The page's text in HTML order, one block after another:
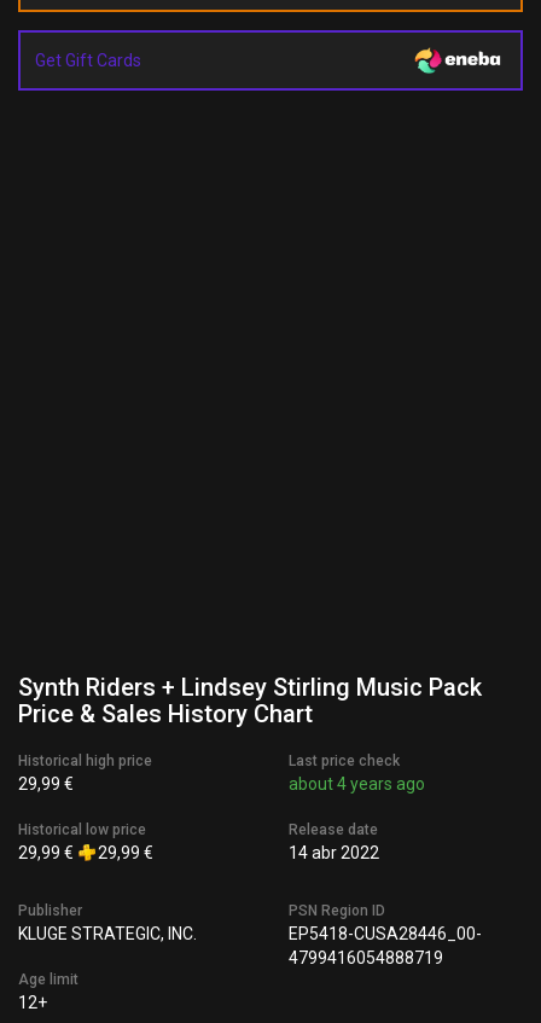
Get Gift Cards
Synth Riders + Lindsey Stirling Music Pack
Price & Sales History Chart
Historical high price
29,99 €
Historical low price
29,99 € 29,99 €
Last price check
about 4 years ago
Release date
14 abr 2022
Publisher
KLUGE STRATEGIC, INC.
Age limit
12+
PSN Region ID
EP5418-CUSA28446_00-
4799416054888719